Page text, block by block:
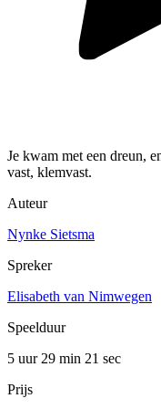
Je kwam met een dreun,
vast, klemvast.
Auteur
Nynke Sietsma
Spreker
Elisabeth van Nimwegen
Speelduur
5 uur 29 min 21 sec
Prijs